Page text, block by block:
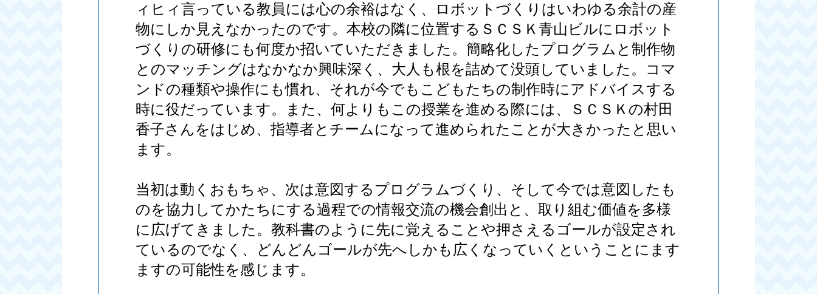
ィヒィ言っている教員には心の余裕はなく、ロボットづくりはいわゆる余計の産
物にしか見えなかったのです。本校の隣に位置するＳＣＳＫ青山ビルにロボット
づくりの研修にも何度か招いていただきました。簡略化したプログラムと制作物
とのマッチングはなかなか興味深く、大人も根を詰めて没頭していました。コマ
ンドの種類や操作にも慣れ、それが今でもこどもたちの制作時にアドバイスする
時に役だっています。また、何よりもこの授業を進める際には、ＳＣＳＫの村田
香子さんをはじめ、指導者とチームになって進められたことが大きかったと思い
ます。
当初は動くおもちゃ、次は意図するプログラムづくり、そして今では意図したも
のを協力してかたちにする過程での情報交流の機会創出と、取り組む価値を多様
に広げてきました。教科書のように先に覚えることや押さえるゴールが設定され
ているのでなく、どんどんゴールが先へしかも広くなっていくということにます
ますの可能性を感じます。